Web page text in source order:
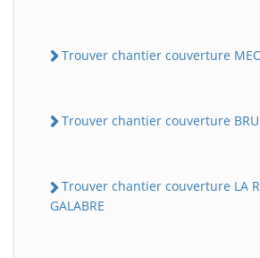
Trouver chantier couverture
Trouver chantier couverture
Trouver chantier couverture LA
GALABRE